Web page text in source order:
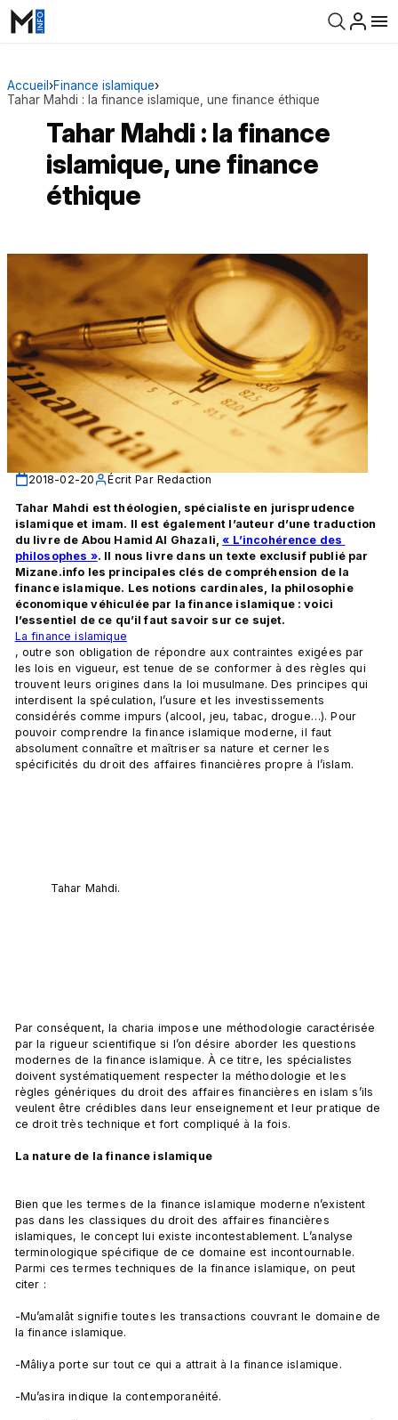
Accueil ›Finance islamique›
Tahar Mahdi : la finance islamique, une finance éthique
Tahar Mahdi : la finance
islamique, une finance
éthique
2018-02-20 Écrit Par Redaction
Tahar Mahdi est théologien, spécialiste en jurisprudence
islamique et imam. Il est également l’auteur d’une traduction
du livre de Abou Hamid Al Ghazali, « L’incohérence des
philosophes ». Il nous livre dans un texte exclusif publié par
Mizane.info les principales clés de compréhension de la
finance islamique. Les notions cardinales, la philosophie
économique véhiculée par la finance islamique : voici
l’essentiel de ce qu’il faut savoir sur ce sujet.
La finance islamique
, outre son obligation de répondre aux contraintes exigées par
les lois en vigueur, est tenue de se conformer à des règles qui
trouvent leurs origines dans la loi musulmane. Des principes qui
interdisent la spéculation, l’usure et les investissements
considérés comme impurs (alcool, jeu, tabac, drogue…). Pour
pouvoir comprendre la finance islamique moderne, il faut
absolument connaître et maîtriser sa nature et cerner les
spécificités du droit des affaires financières propre à l’islam.
Tahar Mahdi.
Par conséquent, la charia impose une méthodologie caractérisée
par la rigueur scientifique si l’on désire aborder les questions
modernes de la finance islamique. À ce titre, les spécialistes
doivent systématiquement respecter la méthodologie et les
règles génériques du droit des affaires financières en islam s’ils
veulent être crédibles dans leur enseignement et leur pratique de
ce droit très technique et fort compliqué à la fois.
La nature de la finance islamique
Bien que les termes de la finance islamique moderne n’existent
pas dans les classiques du droit des affaires financières
islamiques, le concept lui existe incontestablement. L’analyse
terminologique spécifique de ce domaine est incontournable.
Parmi ces termes techniques de la finance islamique, on peut
citer :
-Mu’amalât signifie toutes les transactions couvrant le domaine de
la finance islamique.
-Mâliya porte sur tout ce qui a attrait à la finance islamique.
-Mu’asira indique la contemporanéité.